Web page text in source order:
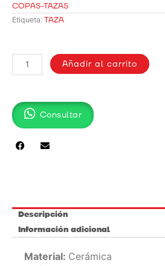
COPAS-TAZAS
Etiqueta: TAZA
CERÁMICA,
Y
ASA
DE
COLOR
55C
cantidad
Añadir al carrito
Consultar
Descripción
Información adicional
Material: Cerámica